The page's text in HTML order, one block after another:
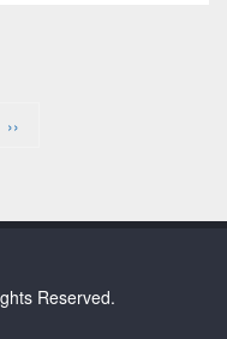
骨悚然的事件。同
还收集了大量未解之
甸甸的感觉。 K金首饰
牙咬无印，色泽是黄
是K金首饰上都带有
首饰上的印签，有
››
Reserved.